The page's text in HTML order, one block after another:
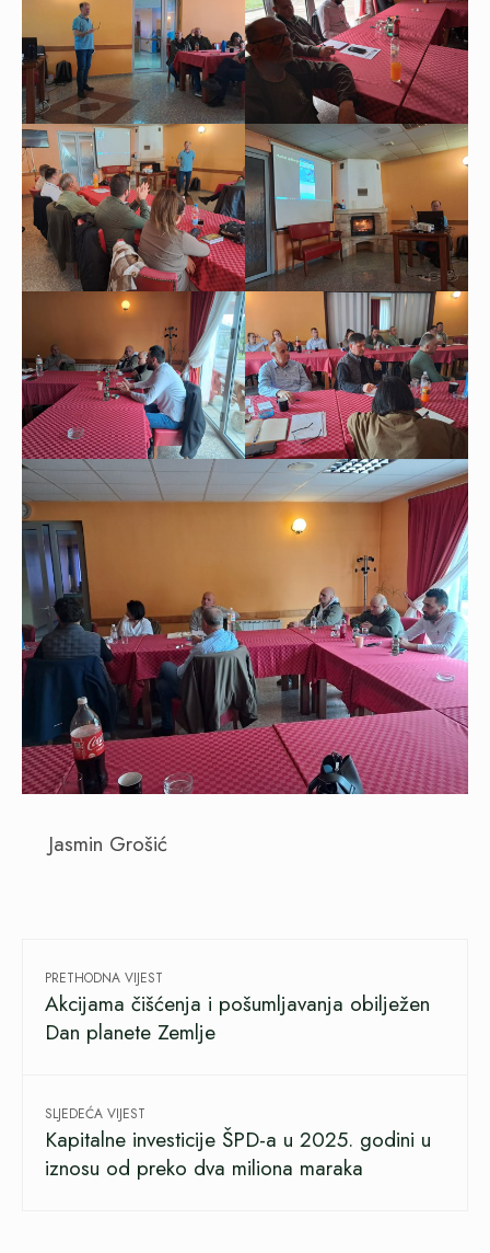
Jasmin Grošić
PRETHODNA VIJEST
Akcijama čišćenja i pošumljavanja obilježen
Dan planete Zemlje
SLJEDEĆA VIJEST
Kapitalne investicije ŠPD-a u 2025. godini u
iznosu od preko dva miliona maraka